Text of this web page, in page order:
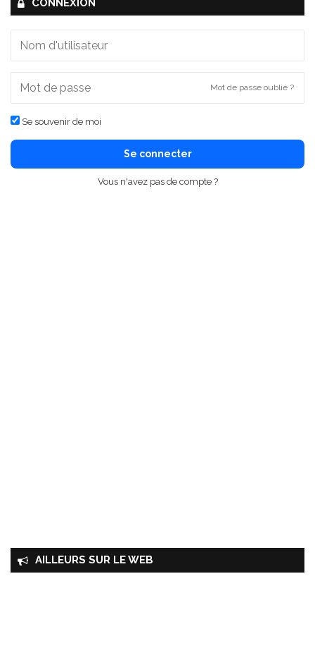
CONNEXION
Mot de passe oublié ?
Se souvenir de moi
Se connecter
Vous n'avez pas de compte ?
AILLEURS SUR LE WEB